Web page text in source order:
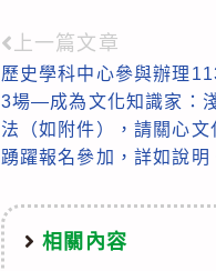
Read
more
articles
上一篇文章
歷史學科中心參與辦理
3場—成為文化知識家：
法（如附件），請關心
踴躍報名參加，詳如說明
相關內容